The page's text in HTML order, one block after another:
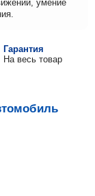
умение
Гарантия
На весь товар